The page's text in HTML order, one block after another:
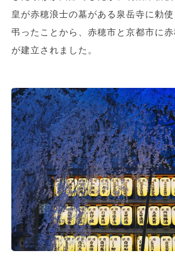
皇が赤穂浪士の墓がある泉岳寺に勅
弔ったことから、赤穂市と京都市に
が建立されました。